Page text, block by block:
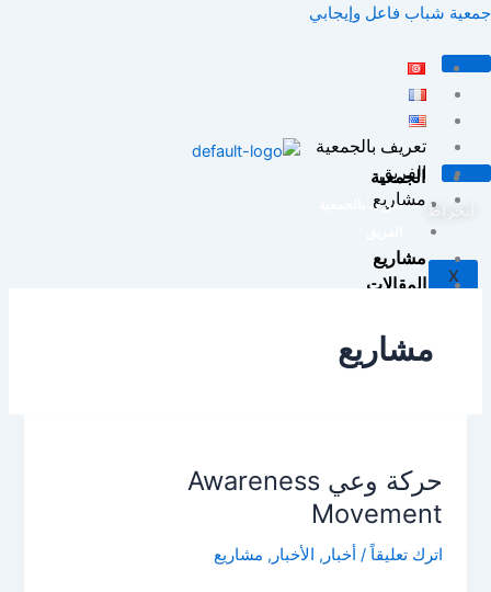
تخطي
المحتوى
جمعية شباب فاعل وإيجابي
تعريف بالجمعية
الفريق
مشاريع
X
الجمعية
تعريف بالجمعية
مشاريع
المقالات
انخراط
مشاريع
حركة وعي Awareness
Movement
اترك تعليقاً / أخبار , الأخبار , مشاريع
Awareness
Movement